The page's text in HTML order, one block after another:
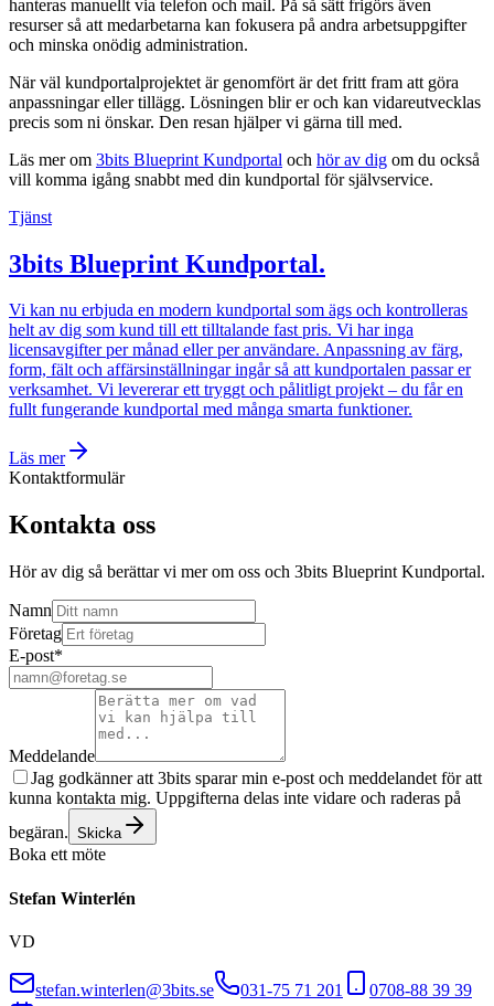
hanteras manuellt via telefon och mail. På så sätt frigörs även
resurser så att medarbetarna kan fokusera på andra arbetsuppgifter
och minska onödig administration.
När väl kundportalprojektet är genomfört är det fritt fram att göra
anpassningar eller tillägg. Lösningen blir er och kan vidareutvecklas
precis som ni önskar. Den resan hjälper vi gärna till med.
Läs mer om 3bits Blueprint Kundportal och hör av dig om du också
vill komma igång snabbt med din kundportal för självservice.
Tjänst
3bits Blueprint Kundportal.
Vi kan nu erbjuda en modern kundportal som ägs och kontrolleras
helt av dig som kund till ett tilltalande fast pris. Vi har inga
licensavgifter per månad eller per användare. Anpassning av färg,
form, fält och affärsinställningar ingår så att kundportalen passar er
verksamhet. Vi levererar ett tryggt och pålitligt projekt – du får en
fullt fungerande kundportal med många smarta funktioner.
Läs mer
Kontaktformulär
Kontakta oss
Hör av dig så berättar vi mer om oss och 3bits Blueprint Kundportal.
Namn
Företag
E-post*
Meddelande
Jag godkänner att 3bits sparar min e-post och meddelandet för att
kunna kontakta mig. Uppgifterna delas inte vidare och raderas på
begäran. Skicka
Boka ett möte
Stefan Winterlén
VD
stefan.winterlen@3bits.se 031-75 71 201
0708-88 39 39